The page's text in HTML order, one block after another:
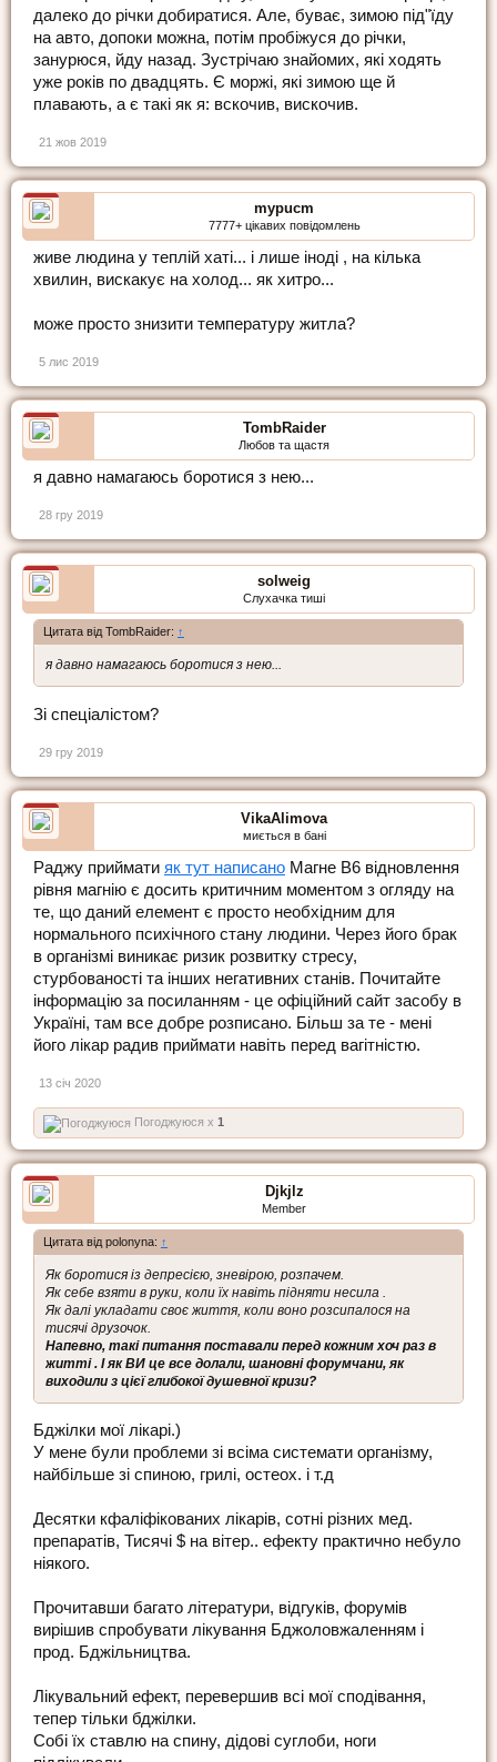
далеко до річки добиратися. Але, буває, зимою під"їду
на авто, допоки можна, потім пробіжуся до річки,
занурюся, йду назад. Зустрічаю знайомих, які ходять
уже років по двадцять. Є моржі, які зимою ще й
плавають, а є такі як я: вскочив, вискочив.
21 жов 2019
mypucm
7777+ цікавих повідомлень
живе людина у теплій хаті... і лише іноді , на кілька
хвилин, вискакує на холод... як хитро...
може просто знизити температуру житла?
5 лис 2019
TombRaider
Любов та щастя
я давно намагаюсь боротися з нею...
28 гру 2019
solweig
Слухачка тиші
Цитата від TombRaider: ↑
я давно намагаюсь боротися з нею...
Зі спеціалістом?
29 гру 2019
VikaAlimova
миється в бані
Раджу приймати як тут написано Магне В6 відновлення
рівня магнію є досить критичним моментом з огляду на
те, що даний елемент є просто необхідним для
нормального психічного стану людини. Через його брак
в організмі виникає ризик розвитку стресу,
стурбованості та інших негативних станів. Почитайте
інформацію за посиланням - це офіційний сайт засобу в
Україні, там все добре розписано. Більш за те - мені
його лікар радив приймати навіть перед вагітністю.
13 січ 2020
Погоджуюся x 1
Djkjlz
Member
Цитата від polonyna: ↑
Як боротися із депресією, зневірою, розпачем.
Як себе взяти в руки, коли їх навіть підняти несила .
Як далі укладати своє життя, коли воно розсипалося на
тисячі друзочок.
Напевно, такі питання поставали перед кожним хоч раз в
житті . І як ВИ це все долали, шановні форумчани, як
виходили з цієї глибокої душевної кризи?
Бджілки мої лікарі.)
У мене були проблеми зі всіма системати організму,
найбільше зі спиною, грилі, остеох. і т.д
Десятки кфаліфікованих лікарів, сотні різних мед.
препаратів, Тисячі $ на вітер.. ефекту практично небуло
ніякого.
Прочитавши багато літератури, відгуків, форумів
вирішив спробувати лікування Бджоловжаленням і
прод. Бджільництва.
Лікувальний ефект, перевершив всі мої сподівання,
тепер тільки бджілки.
Собі їх ставлю на спину, дідові суглоби, ноги